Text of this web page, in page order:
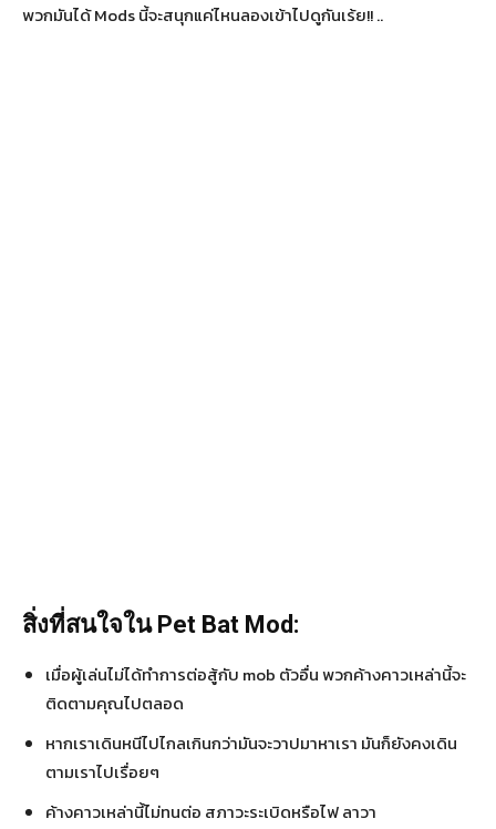
พวกมันได้ Mods นี้จะสนุกแค่ไหนลองเข้าไปดูกันเร้ย!! ..
สิ่งที่สนใจใน Pet Bat Mod:
เมื่อผู้เล่นไม่ได้ทำการต่อสู้กับ mob ตัวอื่น พวกค้างคาวเหล่านี้จะ
ติดตามคุณไปตลอด
หากเราเดินหนีไปไกลเกินกว่ามันจะวาปมาหาเรา มันก็ยังคงเดิน
ตามเราไปเรื่อยๆ
ค้างคาวเหล่านี้ไม่ทนต่อ สภาวะระเบิดหรือไฟ ลาวา